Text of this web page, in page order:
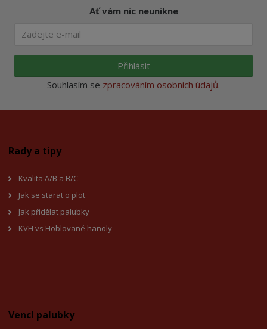
Ať vám nic neunikne
Přihlásit
Souhlasím se zpracováním osobních údajů.
Rady a tipy
Kvalita A/B a B/C
Jak se starat o plot
Jak přidělat palubky
KVH vs Hoblované hanoly
Vencl palubky